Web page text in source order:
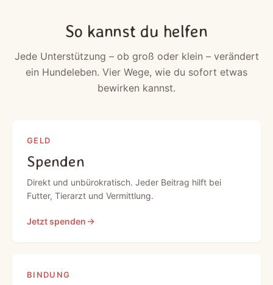
So kannst du helfen
Jede Unterstützung – ob groß oder klein – verändert
ein Hundeleben. Vier Wege, wie du sofort etwas
bewirken kannst.
GELD
Spenden
Direkt und unbürokratisch. Jeder Beitrag hilft bei
Futter, Tierarzt und Vermittlung.
Jetzt spenden
BINDUNG